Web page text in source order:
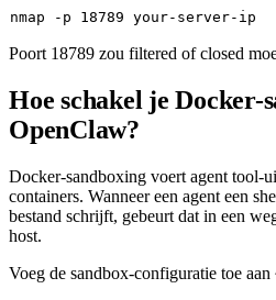
Poort 18789 zou filtered ofclosed
Hoe schakel je Docker-
OpenClaw?
Docker-sandboxing voert agent tool-
containers. Wanneer een agent een
bestand schrijft, gebeurt dat in een
host.
Voeg de sandbox-configuratie toe aan